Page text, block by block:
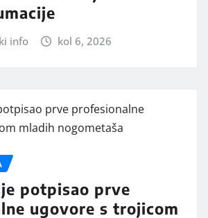
info kol 6, 2026
potpisao prve
ugovore s trojicom